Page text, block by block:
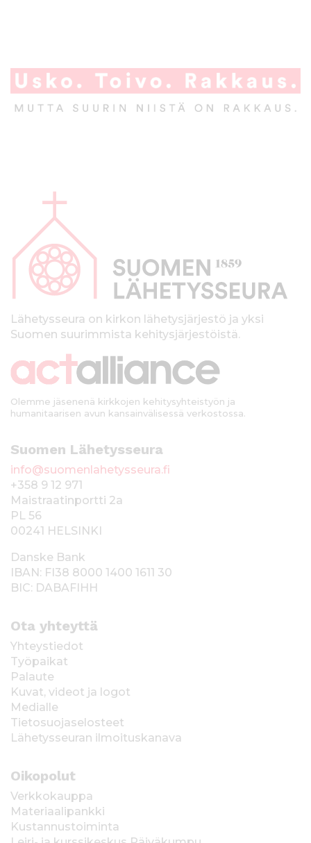
p
kLähetysseura on kirkon lähetysjärjestö ja yksi
Suomen suurimmista kehitysjärjestöistä.
Olemme jäsenenä kirkkojen kehitysyhteistyön ja
humanitaarisen avun kansainvälisessä verkostossa.
Suomen Lähetysseura
info@suomenlahetysseura.fi
+358 9 12 971
Maistraatinportti 2a
PL 56
00241 HELSINKI
Danske Bank
IBAN: FI38 8000 1400 1611 30
BIC: DABAFIHH
Ota yhteyttä
Yhteystiedot
Työpaikat
Palaute
Kuvat, videot ja logot
Medialle
Tietosuojaselosteet
Lähetysseuran ilmoituskanava
Oikopolut
Verkkokauppa
Materiaalipankki
Kustannustoiminta